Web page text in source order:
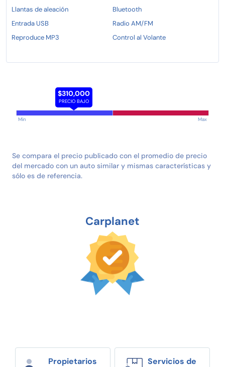
Llantas de aleación
Bluetooth
Entrada USB
Radio AM/FM
Reproduce MP3
Control al Volante
$310,000
PRECIO BAJO
Min Max
Se compara el precio publicado con el promedio de precio
del mercado con un auto similar y mismas características y
sólo es de referencia.
Carplanet
Propietarios
Servicios de